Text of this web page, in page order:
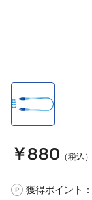
￥880 （税込）
P 獲得ポイント：